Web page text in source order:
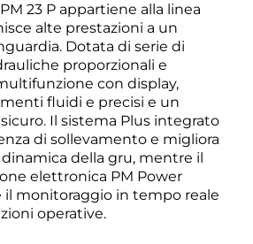
23 P appartiene alla linea
alte prestazioni a un
Dotata di serie di
proporzionali e
con display,
fluidi e precisi e un
Il sistema Plus integrato
di sollevamento e migliora
della gru, mentre il
elettronica PM Power
il monitoraggio in tempo reale
operative.